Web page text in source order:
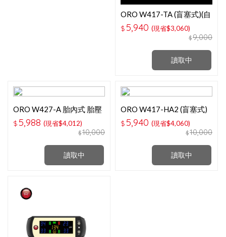
讀取中
ORO W417-TA (盲塞式)(自
動定位) 豐田專用
$ 5,940 (現省$3,060)
$9,000
讀取中
ORO W427-A 胎內式 胎壓
偵測器
$ 5,988 (現省$4,012)
$10,000
讀取中
ORO W417-HA2 (盲塞式)
本田 (五代CRV專用)
$ 5,940 (現省$4,060)
$10,000